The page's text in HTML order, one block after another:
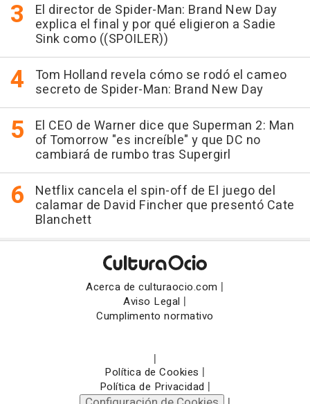
El director de Spider-Man: Brand New Day
explica el final y por qué eligieron a Sadie
Sink como ((SPOILER))
Tom Holland revela cómo se rodó el cameo
secreto de Spider-Man: Brand New Day
El CEO de Warner dice que Superman 2: Man
of Tomorrow "es increíble" y que DC no
cambiará de rumbo tras Supergirl
Netflix cancela el spin-off de El juego del
calamar de David Fincher que presentó Cate
Blanchett
Acerca de culturaocio.com |
Aviso Legal |
Cumplimento normativo
|
Política de Cookies |
Política de Privacidad |